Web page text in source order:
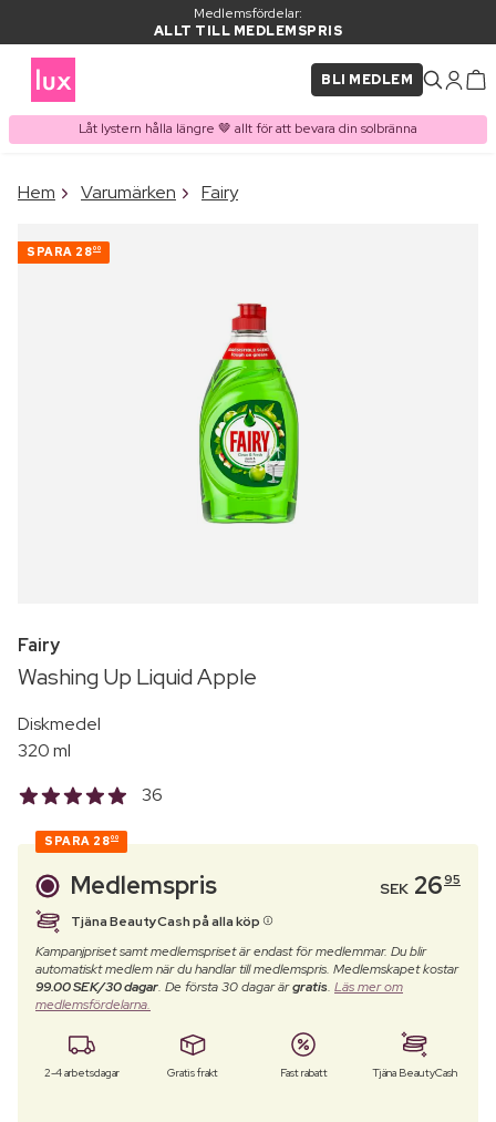
Medlemsfördelar:
ALLT TILL MEDLEMSPRIS
BLI MEDLEM
Låt lystern hålla längre 🤎 allt för att bevara din solbränna
PRODUKT I VARUKORGEN
Ofta köpt tillsammans med
Hem Varumärken Fairy
SPARA 2800
Fairy
Washing Up Liquid Apple
Diskmedel
320 ml
36
SPARA 2800
Medlemspris SEK 2695
Tjäna BeautyCash på alla köp
Kampanjpriset samt medlemspriset är endast för medlemmar. Du blir
automatiskt medlem när du handlar till medlemspris. Medlemskapet kostar
99.00 SEK/30 dagar. De första 30 dagar ärgratis. Läs mer om
medlemsfördelarna.
2-4 arbetsdagar Gratis frakt Fast rabatt Tjäna BeautyCash